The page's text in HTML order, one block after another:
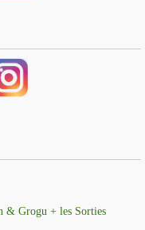
& Grogu + les Sorties